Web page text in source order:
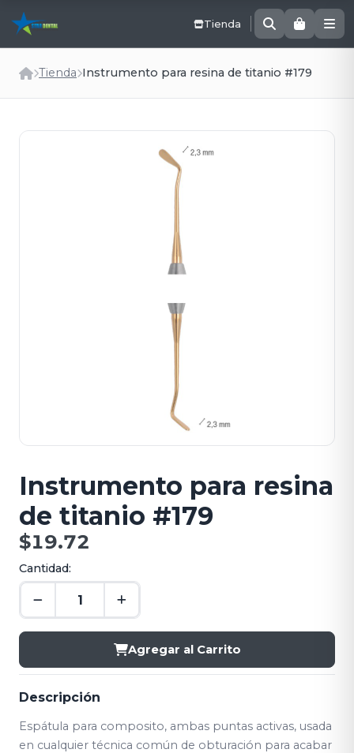
Tienda
Tienda Instrumento para resina de titanio #179
Instrumento para resina
de titanio #179
$19.72
Cantidad:
Agregar al Carrito
Descripción
Espátula para composito, ambas puntas activas, usada
en cualquier técnica común de obturación para acabar